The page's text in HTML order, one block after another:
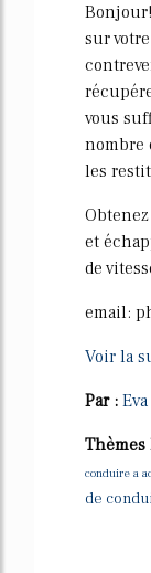
sur
vous
nombre
les
et
de
email:
Voir la
Par :
Thèmes
conduire a
de